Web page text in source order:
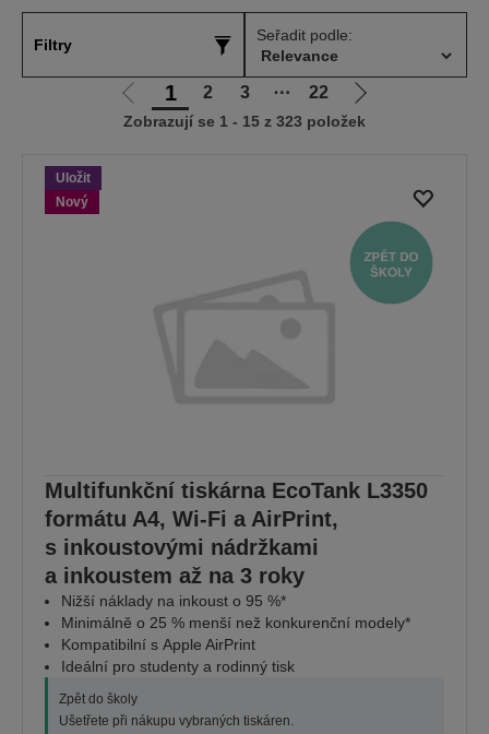
Filtry
Seřadit podle:
Jít
na
1 2 3 ⋯ 22
Jít
na
Zobrazují se 1 - 15 z 323 položek
Uložit
Nový
Multifunkční tiskárna EcoTank L3350
formátu A4, Wi-Fi a AirPrint,
s inkoustovými nádržkami
a inkoustem až na 3 roky
Nižší náklady na inkoust o 95 %*
Minimálně o 25 % menší než konkurenční modely*
Kompatibilní s Apple AirPrint
Ideální pro studenty a rodinný tisk
Zpět do školy
Ušetřete při nákupu vybraných tiskáren.